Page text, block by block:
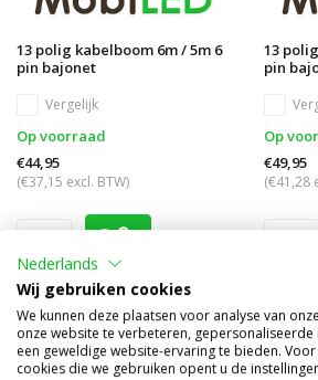
13 polig kabelboom 6m / 5m 6
pin bajonet
Vergelijk
Op voorraad
€44,95
(€37,15 excl. BTW)
13
pin
Op
€49,95
(€41,28
Nederlands
Wij gebruiken cookies
We kunnen deze plaatsen voor analyse van
onze website te verbeteren,
een geweldige website-ervaring te bieden.
cookies die we gebruiken opent u de